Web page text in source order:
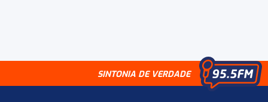
SINTONIA DE VERDADE